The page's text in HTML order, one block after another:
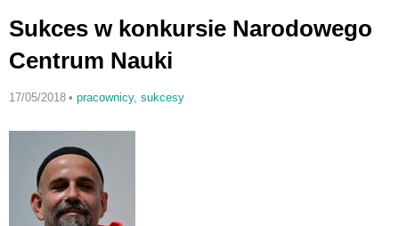
Sukces w konkursie Narodowego
Centrum Nauki
17/05/2018 • pracownicy, sukcesy